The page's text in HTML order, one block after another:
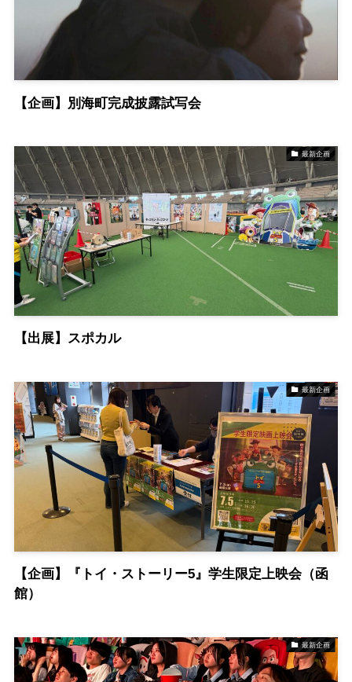
【企画】別海町完成披露試写会
最新企画
【出展】スポカル
最新企画
【企画】『トイ・ストーリー5』学生限定上映会（函
館）
最新企画